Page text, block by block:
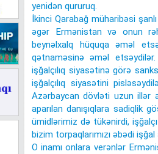
yenidən qururuq.
İkinci Qarabağ müharibəsi
əgər Ermənistan və onun
beynəlxalq hüquqa əməl
qətnaməsinə əməl
işğalçılıq siyasətinə görə
işğalçılıq siyasətini
Azərbaycan dövləti uzun illər
aparılan danışıqlara sadiqlik
ümidlərimiz də tükənirdi,
bizim torpaqlarımızı əbədi
O inamı onlara verənlər